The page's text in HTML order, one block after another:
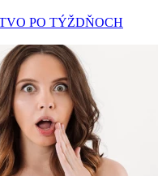
PO TÝŽDŇOCH